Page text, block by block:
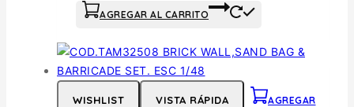
AGREGAR AL CARRITO
WISHLIST VISTA RÁPIDA AGREGAR